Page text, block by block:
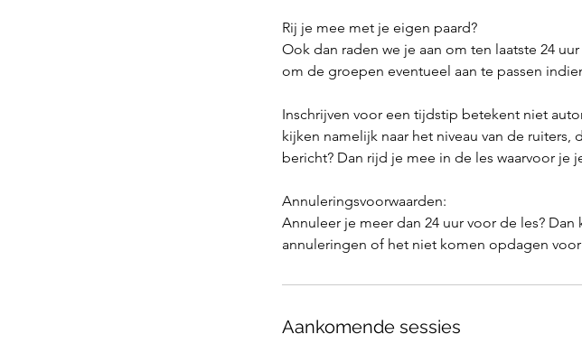
Rij je mee met je eigen paard?
Ook dan raden we je aan om ten laatste 24
om de groepen eventueel aan te passen
Inschrijven voor een tijdstip betekent niet
kijken namelijk naar het niveau van de
bericht? Dan rijd je mee in de les waarvoor je
Annuleringsvoorwaarden:
Annuleer je meer dan 24 uur voor de les?
annuleringen of het niet komen opdagen
Aankomende sessies